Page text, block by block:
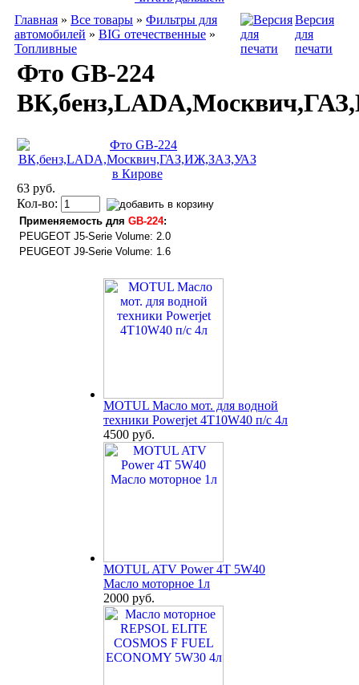
Главная » Все товары » Фильтры для
автомобилей » BIG отечественные »
Топливные
Версия
для
печати
Фто GB-224
63 руб.
Кол-во:
Применяемость для GB-224:
PEUGEOT J5-Serie Volume: 2.0
PEUGEOT J9-Serie Volume: 1.6
MOTUL Масло мот. для водной
техники Powerjet 4T10W40 п/с 4л
4500 руб.
MOTUL ATV Power 4T 5W40
Масло моторное 1л
2000 руб.